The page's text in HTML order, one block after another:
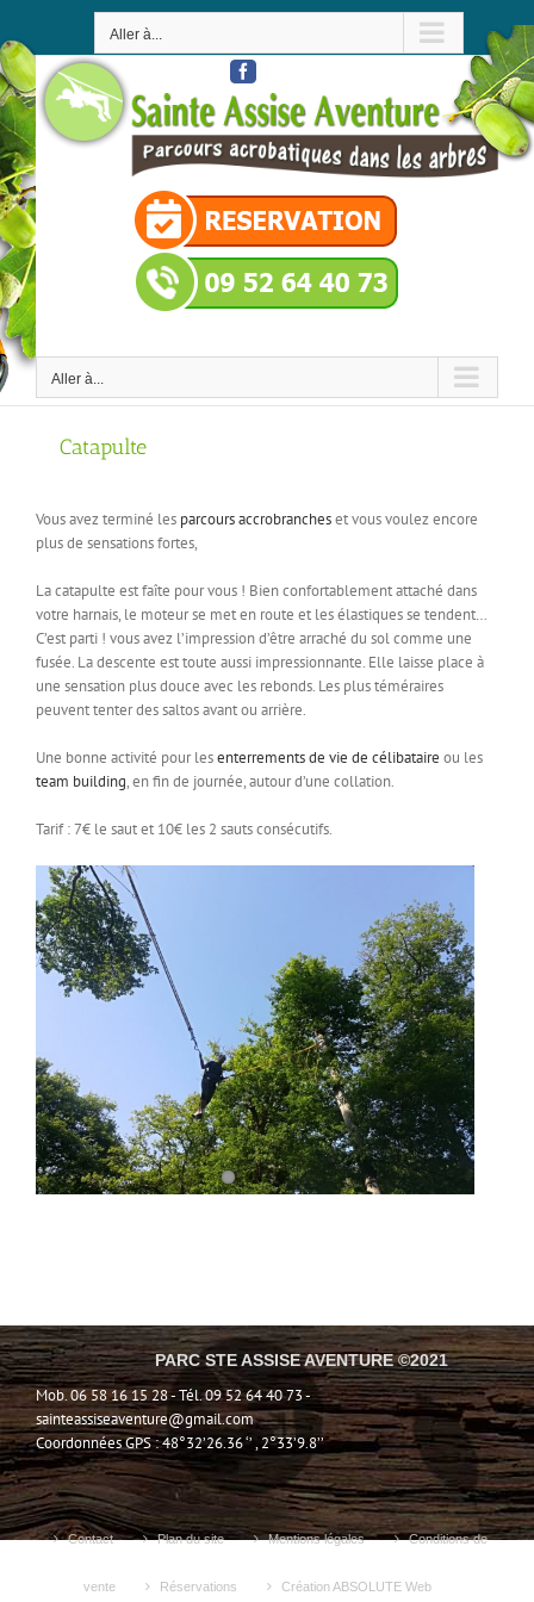
contenu
Aller à...
Facebook
Aller à...
Catapulte
Vous avez terminé les parcours accrobrancheset vous voulez encore
plus de sensations fortes,
La catapulte est faîte pour vous ! Bien confortablement attaché dans
votre harnais, le moteur se met en route et les élastiques se tendent…
C’est parti ! vous avez l’impression d’être arraché du sol comme une
fusée. La descente est toute aussi impressionnante. Elle laisse place à
une sensation plus douce avec les rebonds. Les plus téméraires
peuvent tenter des saltos avant ou arrière.
Une bonne activité pour lesenterrements de vie de célibataire ou les
team building, en fin de journée, autour d’une collation.
Tarif : 7€ le saut et 10€ les 2 sauts consécutifs.
PARC STE ASSISE AVENTURE ©2021
Mob. 06 58 16 15 28 - Tél. 09 52 64 40 73 -
sainteassiseaventure@gmail.com
Coordonnées GPS : 48°32’26.36 ‘’ , 2°33’9.8’’
Contact Plan du site Mentions légales Conditions de
vente Réservations Création ABSOLUTE Web